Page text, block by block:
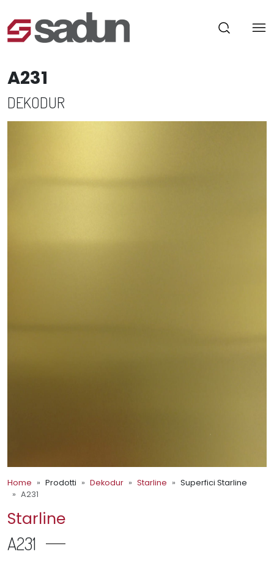
A231
DEKODUR
Home Prodotti Dekodur Starline
Superfici Starline
A231
Starline
A231